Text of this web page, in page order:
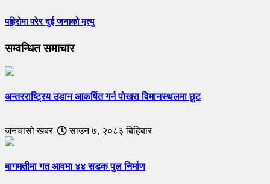
पहिरोमा परेर दुई जनाको मृत्यु
सम्वन्धित समाचार
अन्तरराष्ट्रिय उडान आकर्षित गर्न पोखरा विमानस्थलमा छुट
जनचासो खबर| साउन ७, २०८३ बिहिबार
बागमतीमा गत आवमा ४४ सडक पुल निर्माण